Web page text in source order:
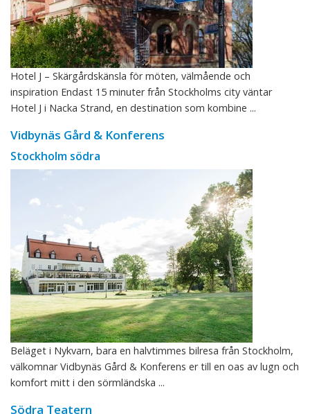
Hotel J – Skärgårdskänsla för möten, välmående och
inspiration Endast 15 minuter från Stockholms city väntar
Hotel J i Nacka Strand, en destination som kombine ...
Vidbynäs Gård & Konferens
Stockholm södra
Beläget i Nykvarn, bara en halvtimmes bilresa från Stockholm,
välkomnar Vidbynäs Gård & Konferens er till en oas av lugn och
komfort mitt i den sörmländska ...
Södra Teatern